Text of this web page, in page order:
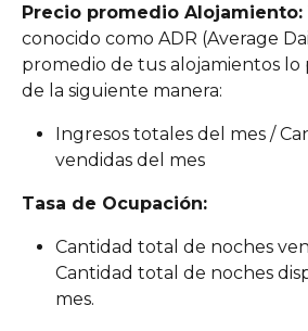
Precio promedio Alojamiento:
conocido como ADR (Average
promedio de tus alojamientos
de la siguiente manera:
Ingresos totales del mes /
vendidas del mes
Tasa de Ocupación:
Cantidad total de noches
Cantidad total de noches
mes.